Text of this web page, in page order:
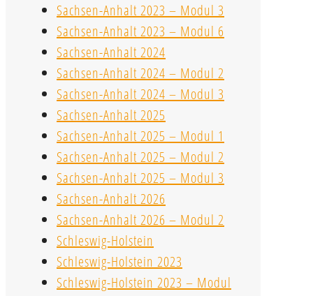
Sachsen-Anhalt 2023 – Modul 3
Sachsen-Anhalt 2023 – Modul 6
Sachsen-Anhalt 2024
Sachsen-Anhalt 2024 – Modul 2
Sachsen-Anhalt 2024 – Modul 3
Sachsen-Anhalt 2025
Sachsen-Anhalt 2025 – Modul 1
Sachsen-Anhalt 2025 – Modul 2
Sachsen-Anhalt 2025 – Modul 3
Sachsen-Anhalt 2026
Sachsen-Anhalt 2026 – Modul 2
Schleswig-Holstein
Schleswig-Holstein 2023
Schleswig-Holstein 2023 – Modul